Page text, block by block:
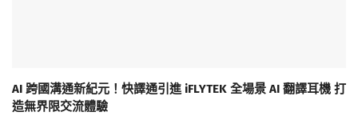
AI 跨國溝通新紀元！快譯通引進 iFLYTEK 全場景 AI 翻譯耳機 打
造無界限交流體驗